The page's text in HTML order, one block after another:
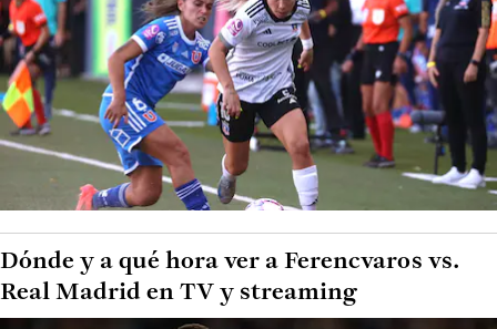
Dónde y a qué hora ver a Ferencvaros vs.
Real Madrid en TV y streaming